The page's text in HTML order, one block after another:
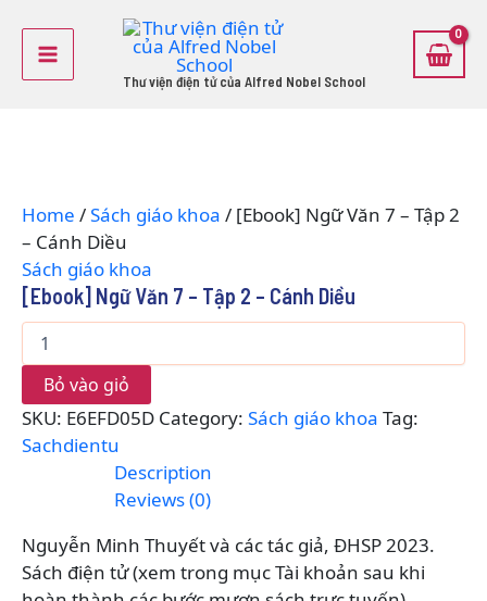
content
Main
Menu
Thư viện điện tử của Alfred Nobel School
Home /Sách giáo khoa / [Ebook] Ngữ Văn 7 – Tập 2
– Cánh Diều
Sách giáo khoa
[Ebook] Ngữ Văn 7 – Tập 2 – Cánh Diều
Ngữ
Văn
7
Diều
quantity
Bỏ vào giỏ
SKU: E6EFD05D Category: Sách giáo khoa Tag:
Sachdientu
Description
Reviews (0)
Nguyễn Minh Thuyết và các tác giả, ĐHSP 2023.
Sách điện tử (xem trong mục Tài khoản sau khi